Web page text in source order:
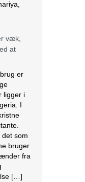
at
er
i
I
som
bruger
fra
[…]